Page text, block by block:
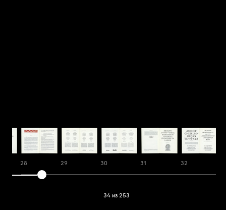
28 29 30 31 32
34 из 253